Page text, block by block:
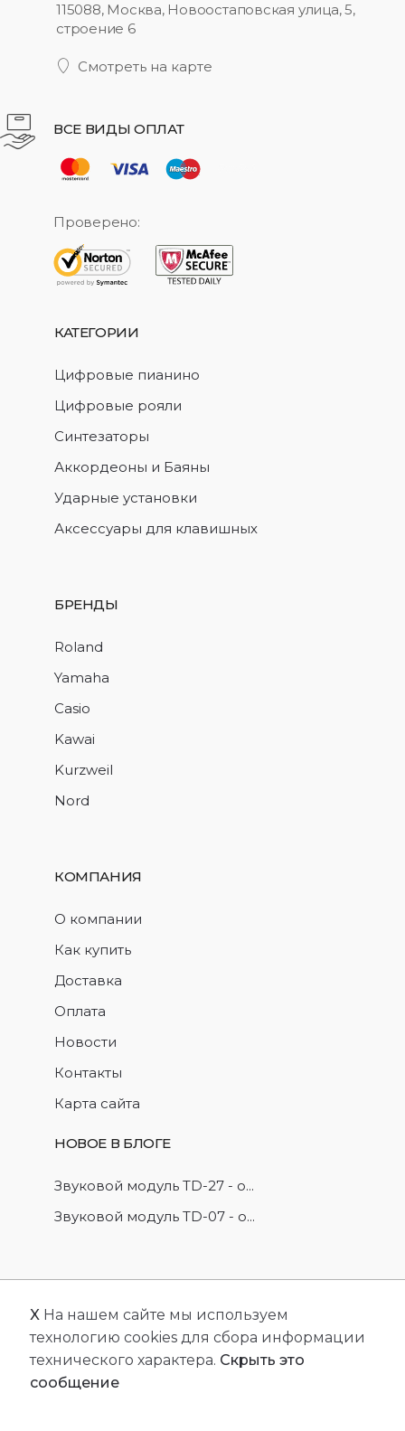
115088, Москва, Новоостаповская улица, 5,
строение 6
Смотреть на карте
ВСЕ ВИДЫ ОПЛАТ
Проверено:
КАТЕГОРИИ
Цифровые пианино
Цифровые рояли
Синтезаторы
Аккордеоны и Баяны
Ударные установки
Аксессуары для клавишных
БРЕНДЫ
Roland
Yamaha
Casio
Kawai
Kurzweil
Nord
КОМПАНИЯ
О компании
Как купить
Доставка
Оплата
Новости
Контакты
Карта сайта
НОВОЕ В БЛОГЕ
Звуковой модуль TD-27 - о...
Звуковой модуль TD-07 - о...
© 2026FriendlyCMS. Все права защищены.
XНа нашем сайте мы используем
технологию cookies для сбора информации
технического характера. Скрыть это
сообщение